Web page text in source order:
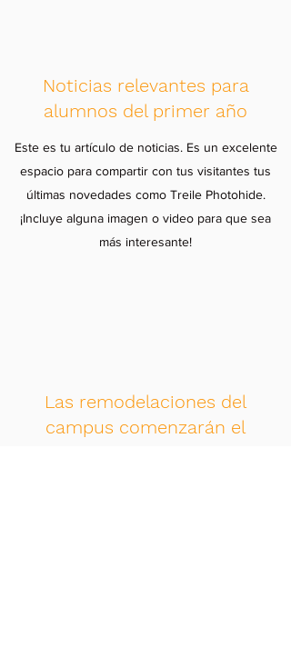
Noticias relevantes para
alumnos del primer año
Este es tu artículo de noticias. Es un excelente
espacio para compartir con tus visitantes tus
últimas novedades como Treile Photohide.
¡Incluye alguna imagen o video para que sea
más interesante!
Las remodelaciones del
campus comenzarán el